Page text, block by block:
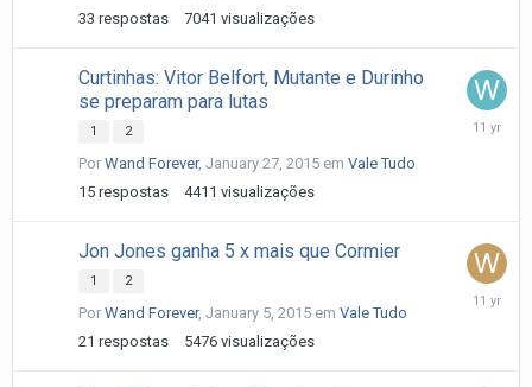
33 respostas 7041 visualizações
Curtinhas: Vitor Belfort, Mutante e Durinho
se preparam para lutas
1 2
Por Wand Forever, January 27, 2015 em Vale Tudo
15 respostas 4411 visualizações
January
Jon Jones ganha 5 x mais que Cormier
1 2
Por Wand Forever, January 5, 2015 em Vale Tudo
21 respostas 5476 visualizações
January